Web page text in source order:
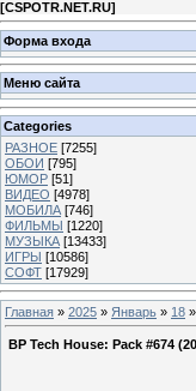
[CSPOTR.NET.RU]
Форма входа
Меню сайта
Categories
РАЗНОЕ [7255]
ОБОИ [795]
ЮМОР [51]
ВИДЕО [4978]
МОБИЛА [746]
ФИЛЬМЫ [1220]
МУЗЫКА [13433]
ИГРЫ [10586]
СОФТ [17929]
Главная » 2025 » Январь » 18
BP Tech House: Pack #674